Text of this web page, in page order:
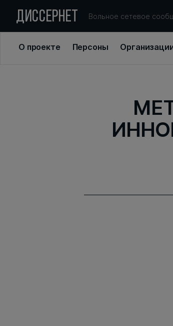
ДИССЕРНЕТ Вольное сетевое
О проекте Персоны